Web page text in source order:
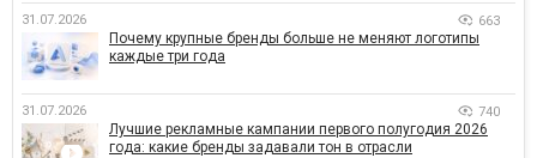
31.07.2026 663
Почему крупные бренды больше не меняют логотипы
каждые три года
31.07.2026 740
Лучшие рекламные кампании первого полугодия 2026
года: какие бренды задавали тон в отрасли